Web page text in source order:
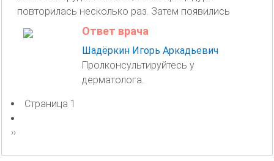
повторилась несколько раз. Затем появились
Ответ врача
Шадёркин Игорь Аркадьевич
Пролконсультируйтесь у
дерматолога.
Нумерация
страниц
Страница 1
Следующая
››